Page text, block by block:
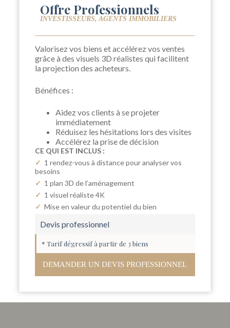
Offre Professionnels
INVESTISSEURS, AGENTS IMMOBILIERS
Valorisez vos biens et accélérez vos ventes
grâce à des visuels 3D réalistes qui facilitent
la projection des acheteurs.
Bénéfices :
Aidez vos clients à se projeter
immédiatement
Réduisez les hésitations lors des visites
Accélérez la prise de décision
CE QUI EST INCLUS :
✓ 1 rendez-vous à distance pour analyser vos
besoins
✓ 1 plan 3D de l’aménagement
✓ 1 visuel réaliste 4K
✓ Mise en valeur du potentiel du bien
Devis professionnel
* Tarif dégressif à partir de 3 biens
DEMANDER UN DEVIS PROFESSIONNEL